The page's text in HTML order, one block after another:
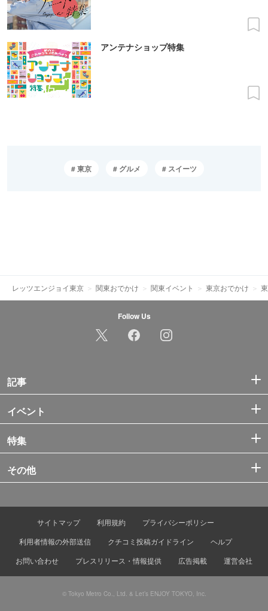
アンテナショップ特集
東京 グルメ スイーツ
レッツエンジョイ東京 関東おでかけ 関東イベント 東京おでかけ
Follow Us
記事
イベント
特集
その他
サイトマップ 利用規約
プライバシーポリシー
利用者情報の外部送信
クチコミ投稿ガイドライン
ヘルプ
お問い合わせ
プレスリリース・情報提供 広告掲載 運営会社
© Tokyo Metro Co., Ltd. & Let’s ENJOY TOKYO, Inc.